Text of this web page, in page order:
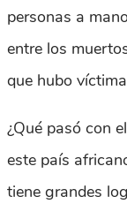
personas a
entre los
que hubo
¿Qué pasó con
este país
tiene grandes